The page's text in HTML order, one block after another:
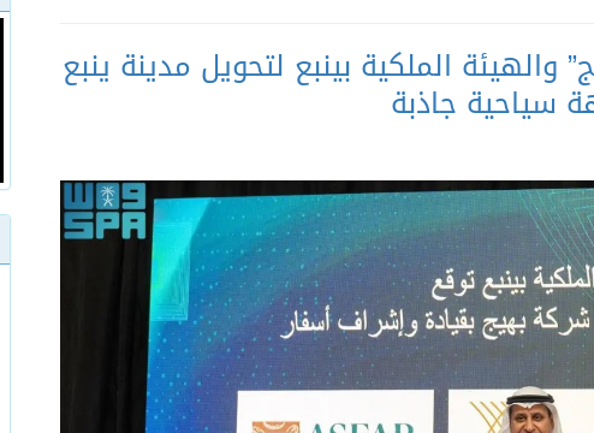
والهيئة الملكية بينبع لتحويل مدينة ينبع
سياحية جاذبة